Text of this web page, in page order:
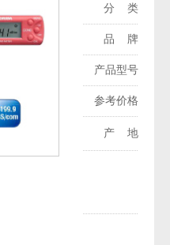
分 类：
品 牌：
产品型号：
参考价格：
产 地：